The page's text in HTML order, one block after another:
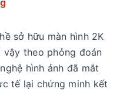
sở hữu màn hình 2K
theo phỏng đoán
hình ảnh đã mắt
tế lại chứng minh kết